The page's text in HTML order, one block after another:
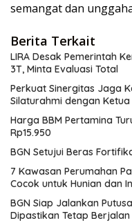
semangat dan
Berita Terkait
LIRA Desak Pemerintah
3T, Minta Evaluasi Total
Perkuat Sinergitas Jaga
Silaturahmi dengan Ketua
Harga BBM Pertamina
Rp15.950
BGN Setujui Beras
7 Kawasan Perumahan
Cocok untuk Hunian dan
BGN Siap Jalankan
Dipastikan Tetap Berjalan